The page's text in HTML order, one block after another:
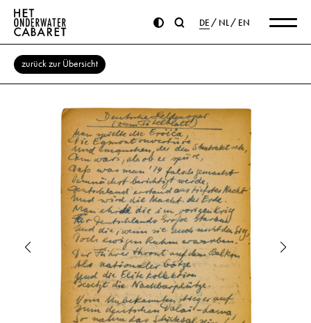
DE NL EN
zurück zur Übersicht